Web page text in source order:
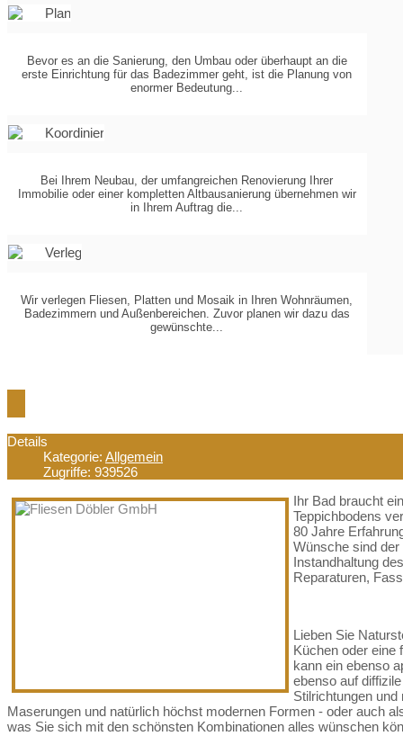
3-D
Bevor es an die Sanierung, den Umbau oder überhaupt an die
erste Einrichtung für das Badezimmer geht, ist die Planung von
enormer Bedeutung...
KOORDINIERUNGDER
Bei Ihrem Neubau, der umfangreichen Renovierung Ihrer
Immobilie oder einer kompletten Altbausanierung übernehmen wir
in Ihrem Auftrag die...
VERLEGUNGVON...
Wir verlegen Fliesen, Platten und Mosaik in Ihren Wohnräumen,
Badezimmern und Außenbereichen. Zuvor planen wir dazu das
gewünschte...
Details
Kategorie: Allgemein
Zugriffe: 939526
Ihr Bad braucht
Teppichbodens
80 Jahre
Wünsche sind
Instandhaltung
Reparaturen,
Lieben Sie
Küchen oder eine
kann ein ebenso
ebenso auf
Stilrichtungen
Maserungen und natürlich höchst modernen Formen - oder auch
was Sie sich mit den schönsten Kombinationen alles wünschen